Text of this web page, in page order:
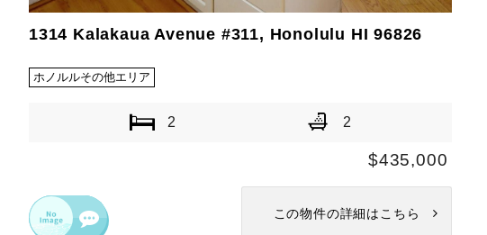
1314 Kalakaua Avenue #311, Honolulu HI 96826
ホノルルその他エリア
2 2
$435,000
この物件の詳細はこちら